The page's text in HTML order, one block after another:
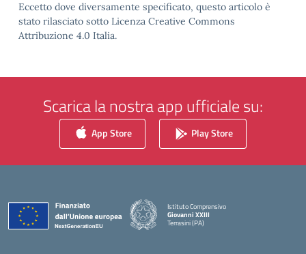
Eccetto dove diversamente specificato, questo articolo è
stato rilasciato sotto Licenza Creative Commons
Attribuzione 4.0 Italia.
Scarica la nostra app ufficiale su:
App Store Play Store
Istituto Comprensivo
Giovanni XXIII
Terrasini (PA)